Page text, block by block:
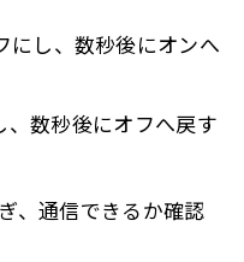
にし、数秒後にオンへ
数秒後にオフへ戻す
、通信できるか確認